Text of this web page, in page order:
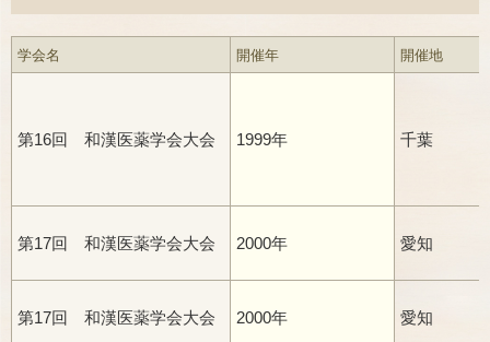
学会名 開催年 開催地
第16回 和漢医薬学会大会 1999年 千葉
第17回 和漢医薬学会大会 2000年 愛知
第17回 和漢医薬学会大会 2000年 愛知